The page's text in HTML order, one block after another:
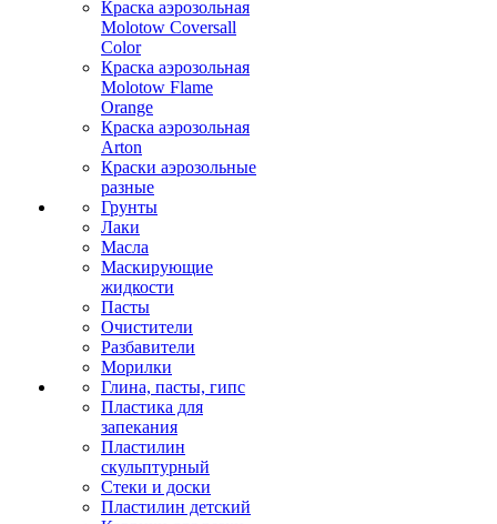
Краска аэрозольная
Molotow Coversall
Color
Краска аэрозольная
Molotow Flame
Orange
Краска аэрозольная
Arton
Краски аэрозольные
разные
Грунты
Лаки
Масла
Маскирующие
жидкости
Пасты
Очистители
Разбавители
Морилки
Глина, пасты, гипс
Пластика для
запекания
Пластилин
скульптурный
Стеки и доски
Пластилин детский